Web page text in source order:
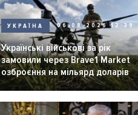
УКРАЇНА 06.08.2026 12:39
Українські військові за рік
замовили через Brave1 Market
озброєння на мільярд доларів